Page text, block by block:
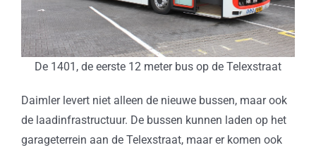
De 1401, de eerste 12 meter bus op de Telexstraat
Daimler levert niet alleen de nieuwe bussen, maar ook
de laadinfrastructuur. De bussen kunnen laden op het
garageterrein aan de Telexstraat, maar er komen ook